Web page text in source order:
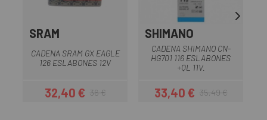
SRAM
CADENA SRAM GX EAGLE
126 ESLABONES 12V
Precio
32,40 €Precio regular
36 €
SHIMANO
CADENA SHIMANO CN-
HG701 116 ESLABONES
+QL 11V.
Precio
33,40 €Precio regular
35,49 €